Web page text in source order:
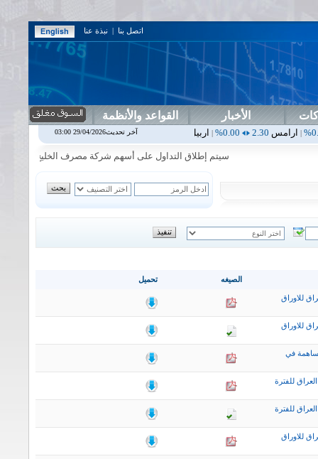
اتصل بنا | نبذة عنا
الأخبار القواعد والأنظمة
|اربيل 0.00
0.00%
|اسفنج1.87
سيتم إطلاق التداول على أسهم شركة مصرف الخليج التجاري في جلسة
تحميل الصيغه
للاوراق
للاوراق
في
للفترة
للفترة
للاوراق